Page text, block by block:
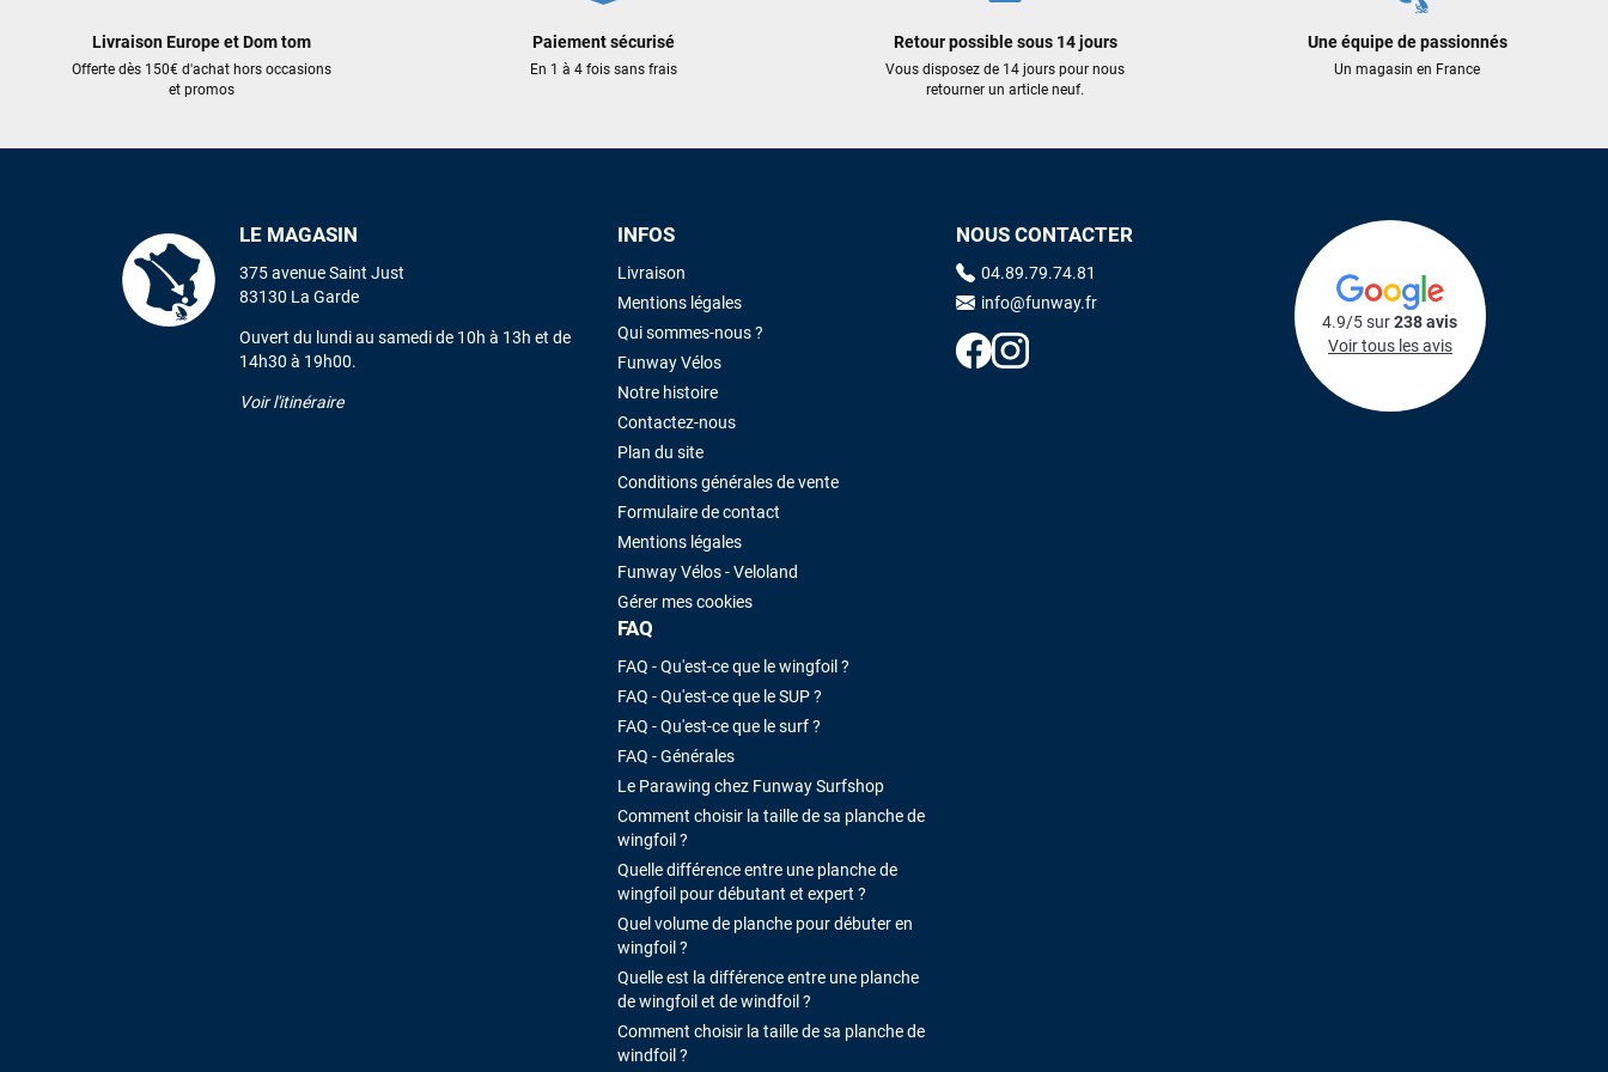
Livraison Europe et Dom tom
Offerte dès 150€ d'achat hors occasions
et promos
Paiement sécurisé
En 1 à 4 fois sans frais
Retour possible sous 14 jours
Vous disposez de 14 jours pour nous
retourner un article neuf.
Une équipe de passionnés
Un magasin en France
LE MAGASIN
375 avenue Saint Just
83130 La Garde
Ouvert du lundi au samedi de 10h à 13h et de
14h30 à 19h00.
Voir l'itinéraire
INFOS
Livraison
Mentions légales
Qui sommes-nous ?
Funway Vélos
Notre histoire
Contactez-nous
Plan du site
Conditions générales de vente
Formulaire de contact
Mentions légales
Funway Vélos - Veloland
Gérer mes cookies
FAQ
FAQ - Qu'est-ce que le wingfoil ?
FAQ - Qu'est-ce que le SUP ?
FAQ - Qu'est-ce que le surf ?
FAQ - Générales
Le Parawing chez Funway Surfshop
Comment choisir la taille de sa planche de
wingfoil ?
Quelle différence entre une planche de
wingfoil pour débutant et expert ?
Quel volume de planche pour débuter en
wingfoil ?
Quelle est la différence entre une planche
de wingfoil et de windfoil ?
Comment choisir la taille de sa planche de
windfoil ?
NOUS CONTACTER
04.89.79.74.81
info@funway.fr
4.9/5 sur238 avis
Voir tous les avis